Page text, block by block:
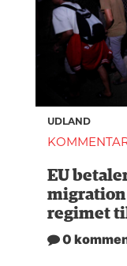
UDLAND
EU
migration
regimet
0